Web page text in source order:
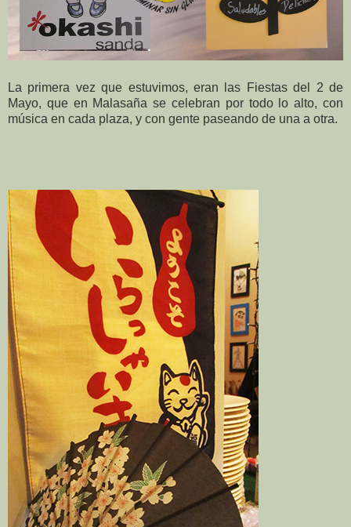
La primera vez que estuvimos, eran las Fiestas del 2 de
Mayo, que en Malasaña se celebran por todo lo alto, con
música en cada plaza, y con gente paseando de una a otra.